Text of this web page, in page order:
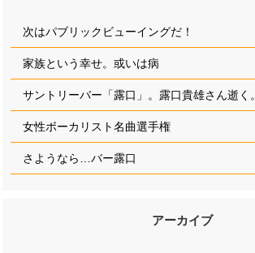
次はパブリックビューイングだ！
家族という幸せ。或いは病
サントリーバー「露口」。露口貴雄さん逝く。
女性ボーカリスト名曲選手権
さようなら…バー露口
アーカイブ